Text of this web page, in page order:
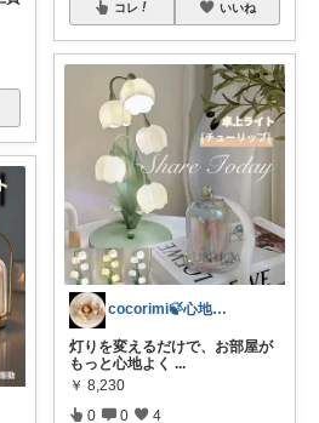
コレ いいね
cocorimi🍃心地よい暮らし
灯りを変えるだけで、お部屋が
もっと心地よく ...
￥ 8,230
0 0 4